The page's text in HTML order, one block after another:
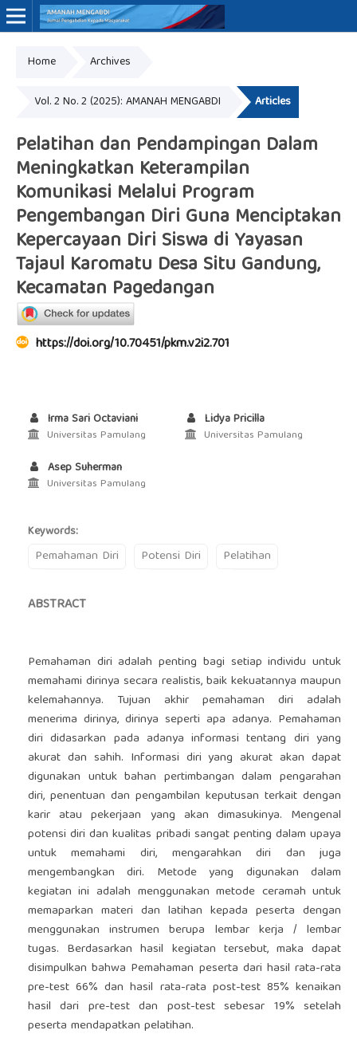
Home Archives
Vol. 2 No. 2 (2025): AMANAH MENGABDI Articles
Pelatihan dan Pendampingan Dalam
Meningkatkan Keterampilan
Komunikasi Melalui Program
Pengembangan Diri Guna Menciptakan
Kepercayaan Diri Siswa di Yayasan
Tajaul Karomatu Desa Situ Gandung,
Kecamatan Pagedangan
https://doi.org/10.70451/pkm.v2i2.701
Irma Sari Octaviani
Universitas Pamulang
Lidya Pricilla
Universitas Pamulang
Asep Suherman
Universitas Pamulang
Keywords:
Pemahaman Diri Potensi Diri Pelatihan
ABSTRACT
Pemahaman diri adalah penting bagi setiap individu untuk
memahami dirinya secara realistis, baik kekuatannya maupun
kelemahannya. Tujuan akhir pemahaman diri adalah
menerima dirinya, dirinya seperti apa adanya. Pemahaman
diri didasarkan pada adanya informasi tentang diri yang
akurat dan sahih. Informasi diri yang akurat akan dapat
digunakan untuk bahan pertimbangan dalam pengarahan
diri, penentuan dan pengambilan keputusan terkait dengan
karir atau pekerjaan yang akan dimasukinya. Mengenal
potensi diri dan kualitas pribadi sangat penting dalam upaya
untuk memahami diri, mengarahkan diri dan juga
mengembangkan diri. Metode yang digunakan dalam
kegiatan ini adalah menggunakan metode ceramah untuk
memaparkan materi dan latihan kepada peserta dengan
menggunakan instrumen berupa lembar kerja / lembar
tugas. Berdasarkan hasil kegiatan tersebut, maka dapat
disimpulkan bahwa Pemahaman peserta dari hasil rata-rata
pre-test 66% dan hasil rata-rata post-test 85% kenaikan
hasil dari pre-test dan post-test sebesar 19% setelah
peserta mendapatkan pelatihan.